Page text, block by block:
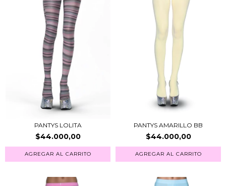
PANTYS LOLITA
$44.000,00
AGREGAR AL CARRITO
PANTYS AMARILLO BB
$44.000,00
AGREGAR AL CARRITO